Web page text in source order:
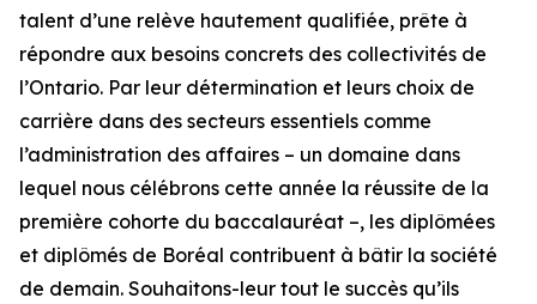
talent d’une relève hautement qualifiée, prête à
répondre aux besoins concrets des collectivités de
l’Ontario. Par leur détermination et leurs choix de
carrière dans des secteurs essentiels comme
l’administration des affaires – un domaine dans
lequel nous célébrons cette année la réussite de la
première cohorte du baccalauréat –, les diplômées
et diplômés de Boréal contribuent à bâtir la société
de demain. Souhaitons-leur tout le succès qu’ils